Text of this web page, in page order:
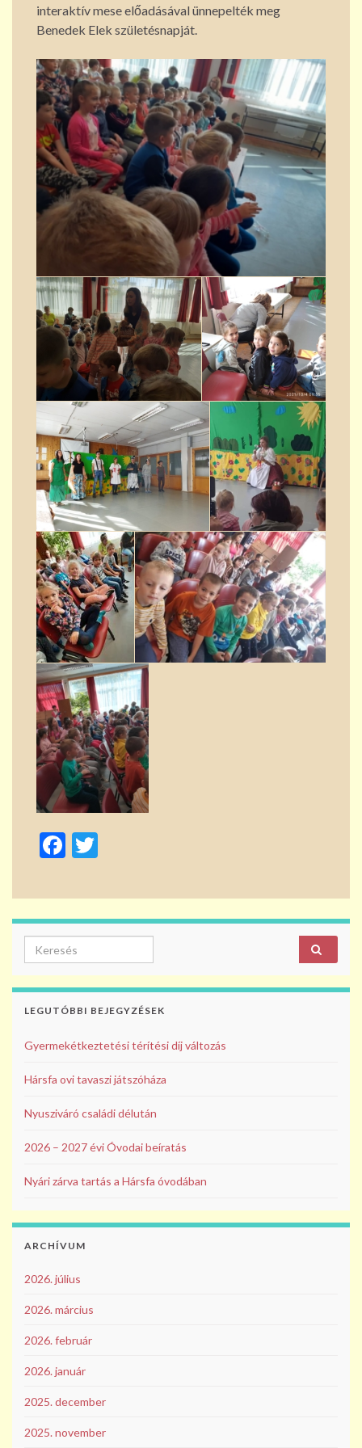
interaktív mese előadásával ünnepelték meg
Benedek Elek születésnapját.
F
e
b
o
o
k
itt
er
Search for:
LEGUTÓBBI BEJEGYZÉSEK
Gyermekétkeztetési térítési díj változás
Hársfa ovi tavaszi játszóháza
Nyusziváró családi délután
2026 – 2027 évi Óvodai beíratás
Nyári zárva tartás a Hársfa óvodában
ARCHÍVUM
2026. július
2026. március
2026. február
2026. január
2025. december
2025. november